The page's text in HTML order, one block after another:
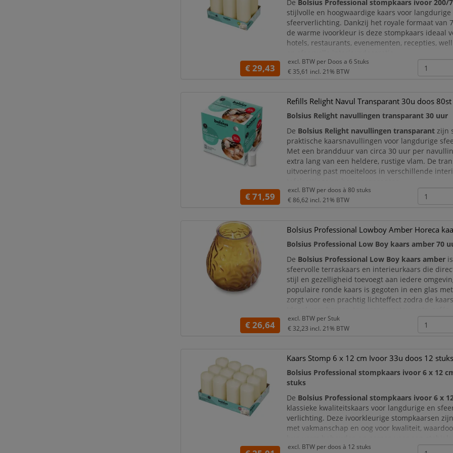
De Bolsius Professional stompkaars ivoor 200/
stijlvolle en hoogwaardige kaars voor langdurige
sfeerverlichting. Dankzij het royale formaat van
de warme ivoorkleur is deze stompkaars ideaal
hotels, restaurants, evenementen, recepties,
Met een brandduur van circa 80 uur geniet u
een rustige, warm
€ 29,43
excl. BTW per Doos a 6 Stuks
€ 35,61 incl. 21% BTW
Refills Relight Navul Transparant 30u doos 80st
Bolsius Relight navullingen transparant 30 uur
De Bolsius Relight navullingen transparant zijn
praktische kaarsnavullingen voor langdurige
Met een brandduur van circa 30 uur per
extra lang van een heldere, rustige vlam. De
uitvoering past moeiteloos in verschillende
Deze Relight navullingen zijn ideaal voor
restaurants, h
€ 71,59
excl. BTW per doos à 80 stuks
€ 86,62 incl. 21% BTW
Bolsius Professional Lowboy Amber Horeca
Bolsius Professional Low Boy kaars amber 70
De Bolsius Professional Low Boy kaars amber
sfeervolle terraskaars en interieurkaars die
stijl en gezelligheid toevoegt aan iedere
populaire ronde kaars is gegoten in een glas
zorgt voor een prachtig lichteffect zodra de
evenementen en sfeervolle tafeldecoratie.
Met een
€ 26,64
excl. BTW per Stuk
€ 32,23 incl. 21% BTW
Kaars Stomp 6 x 12 cm Ivoor 33u doos 12
Bolsius Professional stompkaars ivoor 6 x 12
stuks
De Bolsius Professional stompkaars ivoor 6 x
klassieke kwaliteitskaars voor langdurige en
verlichting. Deze ivoorkleurige stompkaarsen
met vakmanschap en oog voor kwaliteit,
vlam. Ideaal voor horeca, hotels, restaurants,
excl. BTW per doos à 12 stuks